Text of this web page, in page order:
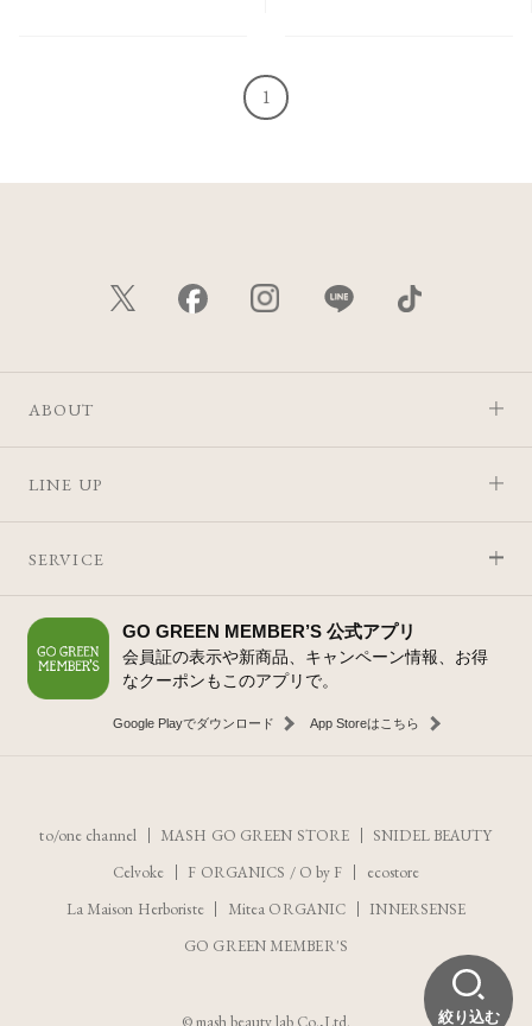
絞り込む
1
ABOUT
LINE UP
SERVICE
GO GREEN MEMBER’S 公式アプリ
会員証の表示や新商品、キャンペーン情報、お得
なクーポンもこのアプリで。
Google Playでダウンロード App Storeはこちら
to/one channel MASH GO GREEN STORE
SNIDEL BEAUTY
Celvoke
F ORGANICS / O by F
ecostore
La Maison Herboriste
Mitea ORGANIC
INNERSENSE
GO GREEN MEMBER'S